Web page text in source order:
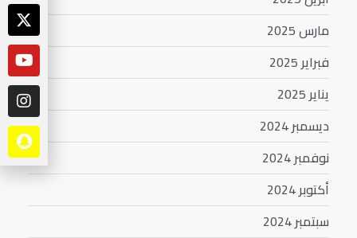
مارس 2025
فبراير 2025
يناير 2025
ديسمبر 2024
نوفمبر 2024
أكتوبر 2024
سبتمبر 2024